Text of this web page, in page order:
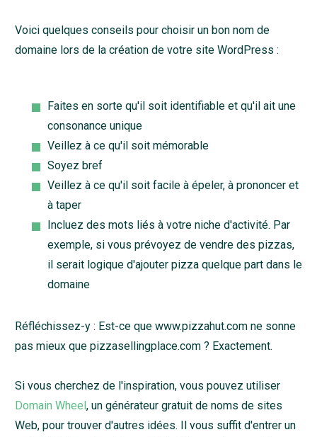
Voici quelques conseils pour choisir un bon nom de
domaine lors de la création de votre site WordPress :
Faites en sorte qu'il soit identifiable et qu'il ait une
consonance unique
Veillez à ce qu'il soit mémorable
Soyez bref
Veillez à ce qu'il soit facile à épeler, à prononcer et
à taper
Incluez des mots liés à votre niche d'activité. Par
exemple, si vous prévoyez de vendre des pizzas,
il serait logique d'ajouter pizza quelque part dans le
domaine
Réfléchissez-y : Est-ce que www.pizzahut.com ne sonne
pas mieux que pizzasellingplace.com ? Exactement.
Si vous cherchez de l'inspiration, vous pouvez utiliser
Domain Wheel, un générateur gratuit de noms de sites
Web, pour trouver d'autres idées. Il vous suffit d'entrer un